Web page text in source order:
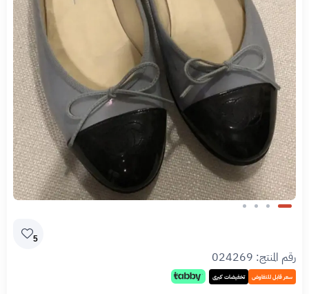
Slide 1 of 4
5
رقم المنتج: 024269
سعر قابل للتفاوض تخفيضات كبرى